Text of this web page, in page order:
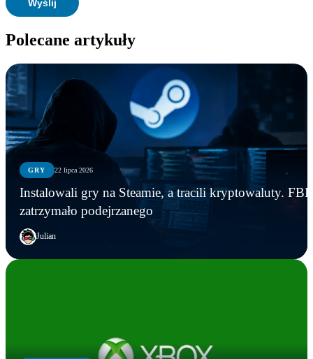
Polecane artykuły
GRY 22 lipca 2026
Instalowali gry na Steamie, a tracili kryptowaluty. FBI
zatrzymało podejrzanego
Julian